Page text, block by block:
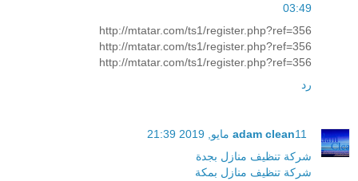
03:49
http://mtatar.com/ts1/register.php?ref=356
http://mtatar.com/ts1/register.php?ref=356
http://mtatar.com/ts1/register.php?ref=356
رد
adam clean11 مايو, 2019 21:39
شركة تنظيف منازل بجدة
شركة تنظيف منازل بمكة